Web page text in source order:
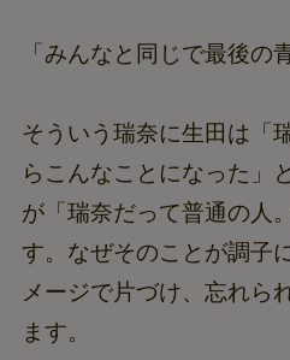
「みんなと同じで最後の
そういう瑞奈に生田は「
らこんなことになった」
が「瑞奈だって普通の人
す。なぜそのことが調子
メージで片づけ、忘れら
ます。